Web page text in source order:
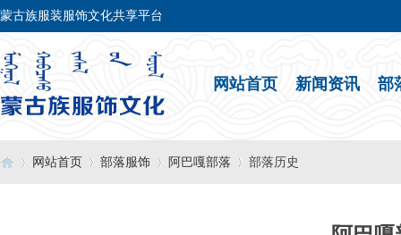
蒙古族服装服饰文化共享平台
网站首页 新闻资讯 部
网站首页 部落服饰 阿巴嘎部落 部落历史